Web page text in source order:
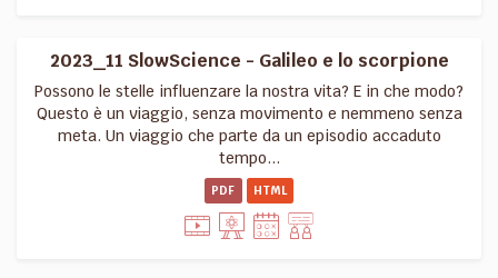
2023_11 SlowScience - Galileo e lo scorpione
Possono le stelle influenzare la nostra vita? E in che modo?
Questo è un viaggio, senza movimento e nemmeno senza
meta. Un viaggio che parte da un episodio accaduto
tempo...
PDF HTML